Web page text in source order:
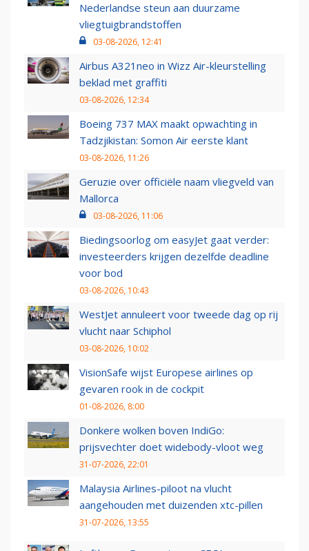
Nederlandse steun aan duurzame
vliegtuigbrandstoffen
03-08-2026, 12:41
Airbus A321neo in Wizz Air-kleurstelling
beklad met graffiti
03-08-2026, 12:34
Boeing 737 MAX maakt opwachting in
Tadzjikistan: Somon Air eerste klant
03-08-2026, 11:26
Geruzie over officiële naam vliegveld van
Mallorca
03-08-2026, 11:06
Biedingsoorlog om easyJet gaat verder:
investeerders krijgen dezelfde deadline
voor bod
03-08-2026, 10:43
WestJet annuleert voor tweede dag op rij
vlucht naar Schiphol
03-08-2026, 10:02
VisionSafe wijst Europese airlines op
gevaren rook in de cockpit
01-08-2026, 8:00
Donkere wolken boven IndiGo:
prijsvechter doet widebody-vloot weg
31-07-2026, 22:01
Malaysia Airlines-piloot na vlucht
aangehouden met duizenden xtc-pillen
31-07-2026, 13:55